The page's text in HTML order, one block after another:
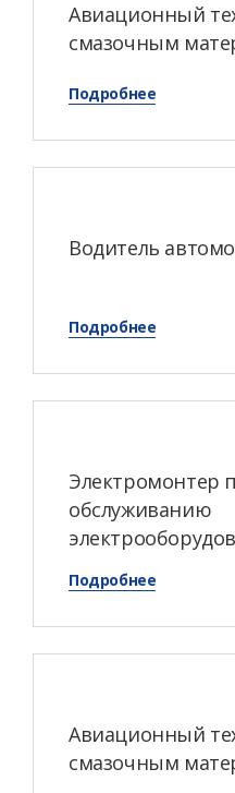
Авиационный
смазочным
Подробнее
Водитель
Подробнее
Электромонтер
обслуживанию
Подробнее
Авиационный
смазочным